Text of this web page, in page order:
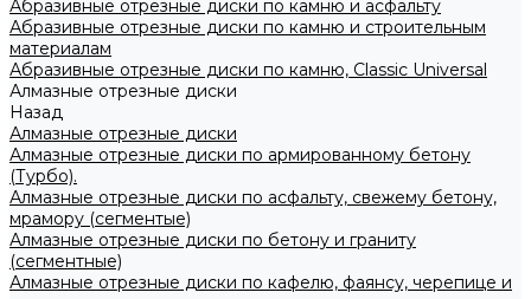
Абразивные отрезные диски по камню и асфальту
Абразивные отрезные диски по камню и строительным
материалам
Абразивные отрезные диски по камню, Classic Universal
Алмазные отрезные диски
Назад
Алмазные отрезные диски
Алмазные отрезные диски по армированному бетону
(Турбо).
Алмазные отрезные диски по асфальту, свежему бетону,
мрамору (сегментые)
Алмазные отрезные диски по бетону и граниту
(сегментные)
Алмазные отрезные диски по кафелю, фаянсу, черепице и